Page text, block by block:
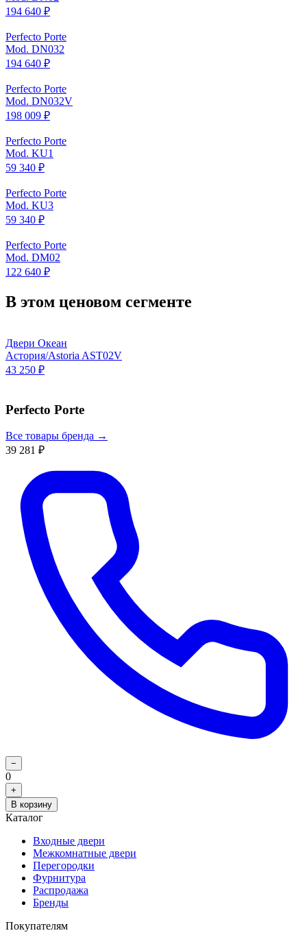
194 640 ₽
Perfecto Porte
Mod. DN032
194 640 ₽
Perfecto Porte
Mod. DN032V
198 009 ₽
Perfecto Porte
Mod. KU1
59 340 ₽
Perfecto Porte
Mod. KU3
59 340 ₽
Perfecto Porte
Mod. DM02
122 640 ₽
В этом ценовом сегменте
Двери Океан
Астория/Astoria AST02V
43 250 ₽
Perfecto Porte
Все товары бренда →
39 281 ₽
−
0
+
В корзину
Каталог
Входные двери
Межкомнатные двери
Перегородки
Фурнитура
Распродажа
Бренды
Покупателям